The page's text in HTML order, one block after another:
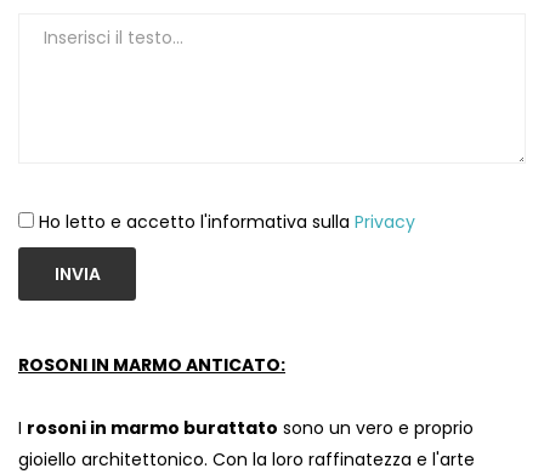
Ho letto e accetto l'informativa sulla Privacy
INVIA
ROSONI IN MARMO ANTICATO:
I rosoni in marmo burattato sono un vero e proprio
gioiello architettonico. Con la loro raffinatezza e l'arte